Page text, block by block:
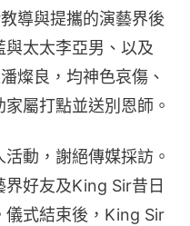
導與提攜的演藝界後
太太李亞男、以及
燦良，均神色哀傷、
屬打點並送別恩師。
動，謝絕傳媒採訪。
好友及King Sir昔日
儀式結束後，King Sir